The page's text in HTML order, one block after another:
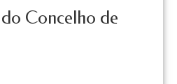
do Concelho de